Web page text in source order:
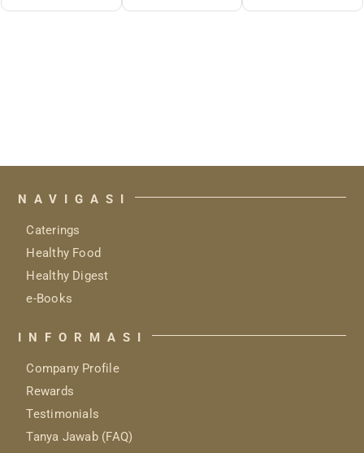
NAVIGASI
Caterings
Healthy Food
Healthy Digest
e-Books
INFORMASI
Company Profile
Rewards
Testimonials
Tanya Jawab (FAQ)